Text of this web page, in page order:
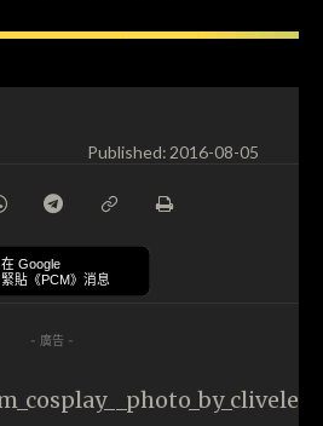
Published:2016-08-05
在 Google
緊貼《PCM》消息
- 廣告 -